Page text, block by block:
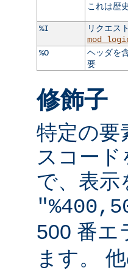
これは歴
%I
リクエス
%O
ヘッダを
要
修飾子
特定の要
スコー
で、表示
500 番エ
ます。